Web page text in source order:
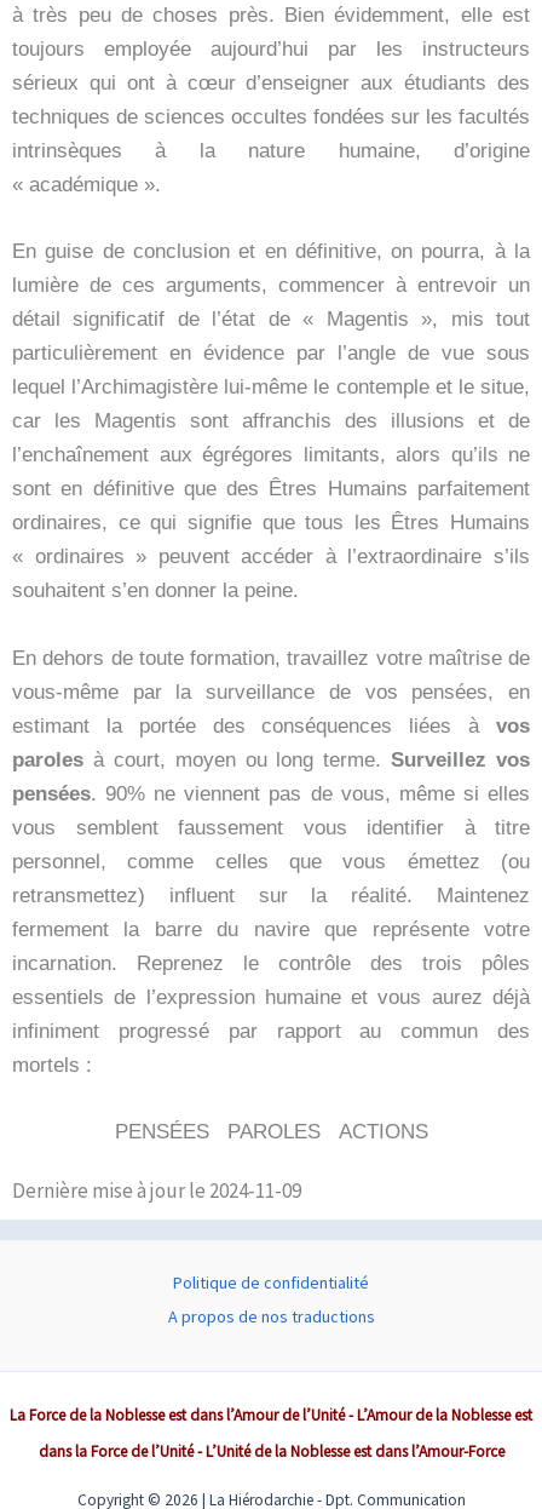
à très peu de choses près. Bien évidemment, elle est
toujours employée aujourd’hui par les instructeurs
sérieux qui ont à cœur d’enseigner aux étudiants des
techniques de sciences occultes fondées sur les facultés
intrinsèques à la nature humaine, d’origine
« académique ».
En guise de conclusion et en définitive, on pourra, à la
lumière de ces arguments, commencer à entrevoir un
détail significatif de l’état de « Magentis », mis tout
particulièrement en évidence par l’angle de vue sous
lequel l’Archimagistère lui-même le contemple et le situe,
car les Magentis sont affranchis des illusions et de
l’enchaînement aux égrégores limitants, alors qu’ils ne
sont en définitive que des Êtres Humains parfaitement
ordinaires, ce qui signifie que tous les Êtres Humains
« ordinaires » peuvent accéder à l’extraordinaire s’ils
souhaitent s’en donner la peine.
En dehors de toute formation, travaillez votre maîtrise de
vous-même par la surveillance de vos pensées, en
estimant la portée des conséquences liées à vos
paroles à court, moyen ou long terme.Surveillez vos
pensées. 90% ne viennent pas de vous, même si elles
vous semblent faussement vous identifier à titre
personnel, comme celles que vous émettez (ou
retransmettez) influent sur la réalité. Maintenez
fermement la barre du navire que représente votre
incarnation. Reprenez le contrôle des trois pôles
essentiels de l’expression humaine et vous aurez déjà
infiniment progressé par rapport au commun des
mortels :
PENSÉES PAROLES ACTIONS
Dernière mise à jour le 2024-11-09
Politique de confidentialité
A propos de nos traductions
La Force de la Noblesse est dans l’Amour de l’Unité - L’Amour de la Noblesse est
dans la Force de l’Unité - L’Unité de la Noblesse est dans l’Amour-Force
Copyright © 2026 | La Hiérodarchie - Dpt. Communication